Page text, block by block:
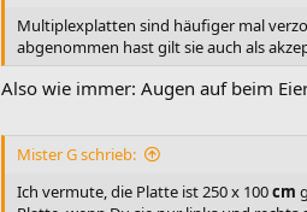
Multiplexplatten sind häufiger mal
abgenommen hast gilt sie auch als
Also wie immer: Augen auf beim
Mister G schrieb:
Ich vermute, die Platte ist 250 x 100cm